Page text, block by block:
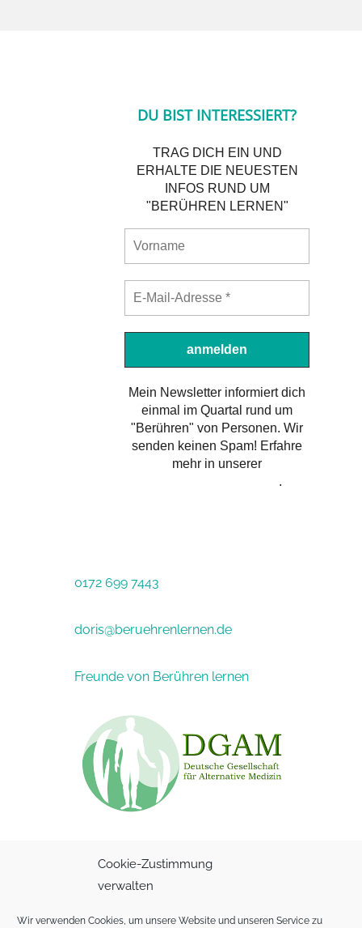
Cookie-Zustimmung
verwalten
Wir verwenden Cookies, um unsere Website und unseren Service zu
DU BIST INTERESSIERT?
TRAG DICH EIN UND
ERHALTE DIE NEUESTEN
INFOS RUND UM
"BERÜHREN LERNEN"
Mein Newsletter informiert dich
einmal im Quartal rund um
"Berühren" von Personen. Wir
senden keinen Spam! Erfahre
mehr in unserer
.
0172 699 7443
doris@beruehrenlernen.de
Freunde von Berühren lernen